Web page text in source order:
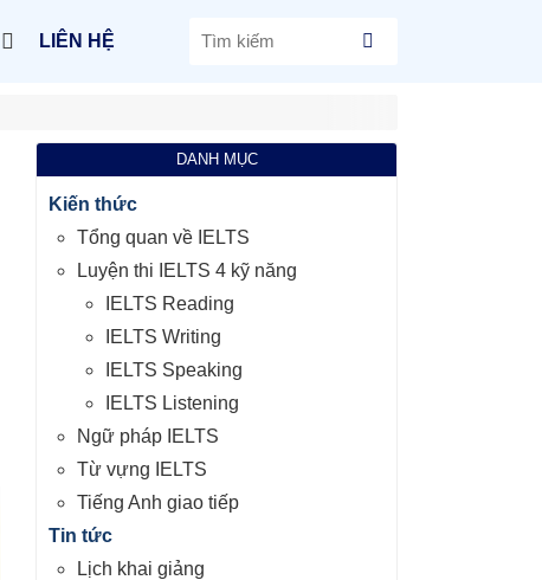
LIÊN HỆ
DANH MỤC
Kiến thức
Tổng quan về IELTS
Luyện thi IELTS 4 kỹ năng
IELTS Reading
IELTS Writing
IELTS Speaking
IELTS Listening
Ngữ pháp IELTS
Từ vựng IELTS
Tiếng Anh giao tiếp
Tin tức
Lịch khai giảng